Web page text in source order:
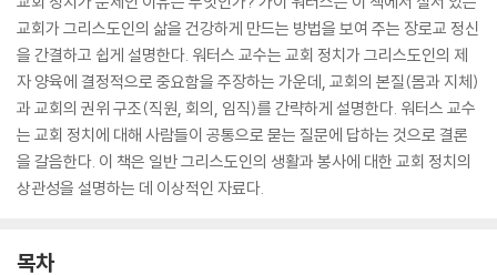
교회가 그리스도인의 삶을 건강하게 만드는 방법을 보여 주는 장로교 정신
을 간결하고 쉽게 설명한다. 워터스 교수는 교회 정치가 그리스도인의 제
자 양육에 결정적으로 중요함을 주장하는 가운데, 교회의 본질(몸과 지체)
과 교회의 권위 구조(직원, 회의, 임직)를 간략하게 설명한다. 워터스 교수
는 교회 정치에 대해 사람들이 공통으로 묻는 질문에 답하는 것으로 결론
을 갈음한다. 이 책은 일반 그리스도인의 생활과 봉사에 대한 교회 정치의
상관성을 설명하는 데 이상적인 자료다.
목차